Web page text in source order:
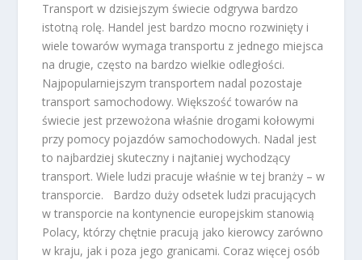
Transport w dzisiejszym świecie odgrywa bardzo
istotną rolę. Handel jest bardzo mocno rozwinięty i
wiele towarów wymaga transportu z jednego miejsca
na drugie, często na bardzo wielkie odległości.
Najpopularniejszym transportem nadal pozostaje
transport samochodowy. Większość towarów na
świecie jest przewożona właśnie drogami kołowymi
przy pomocy pojazdów samochodowych. Nadal jest
to najbardziej skuteczny i najtaniej wychodzący
transport. Wiele ludzi pracuje właśnie w tej branży – w
transporcie. Bardzo duży odsetek ludzi pracujących
w transporcie na kontynencie europejskim stanowią
Polacy, którzy chętnie pracują jako kierowcy zarówno
w kraju, jak i poza jego granicami. Coraz więcej osób